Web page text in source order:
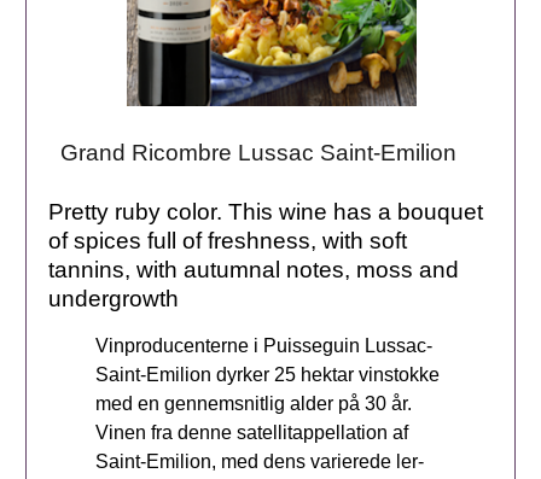
Grand Ricombre Lussac Saint-Emilion
Pretty ruby ​​color. This wine has a bouquet
of spices full of freshness, with soft
tannins, with autumnal notes, moss and
undergrowth
Vinproducenterne i Puisseguin Lussac-
Saint-Emilion dyrker 25 hektar vinstokke
med en gennemsnitlig alder på 30 år.
Vinen fra denne satellitappellation af
Saint-Emilion, med dens varierede ler-